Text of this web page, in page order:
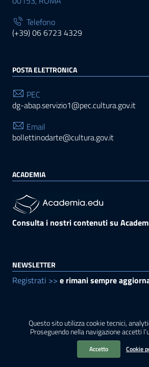
Questo sito utilizza cookie tecnici,
Proseguendo nella navigazione accetti
Accetto Cookie
Telefono
(+39) 06 6723 4329
POSTA ELETTRONICA
PEC
dg-abap.servizio1@pec.cultura.gov.it
Email
bollettinodarte@cultura.gov.it
ACADEMIA
Consulta i nostri contenuti su
NEWSLETTER
Registrati >> e rimani sempre
Sezione Link Utili
Privacy | Cookie policy | Note legali |
| Mappa | Rss